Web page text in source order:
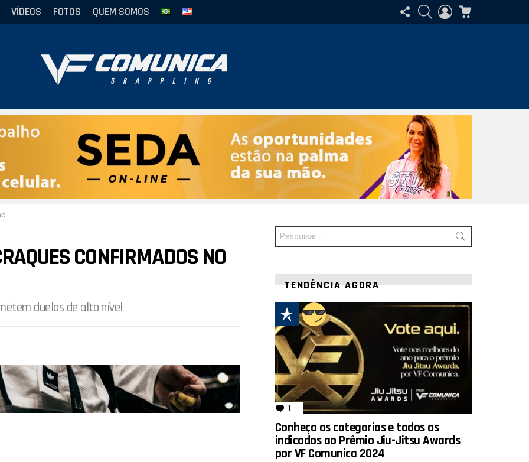
VÍDEOS FOTOS QUEM SOMOS
SIGA-
NOS
PESQUISAR
ENTRAR
CONFIRMADOS NO
duelos de alto nível
Procurar
por:
TENDÊNCIA AGORA
1 comentário
Conheça as categorias e todos os
indicados ao Prêmio Jiu-Jitsu Awards
por VF Comunica 2024